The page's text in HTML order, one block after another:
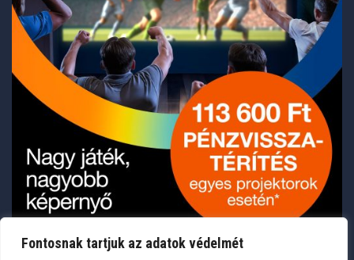
Fontosnak tartjuk az adatok védelmét